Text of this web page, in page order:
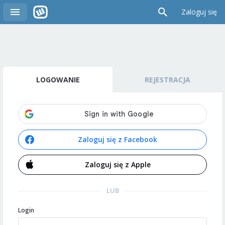
Zaloguj się
LOGOWANIE REJESTRACJA
Zaloguj się z Facebook
Zaloguj się z Apple
LUB
Login